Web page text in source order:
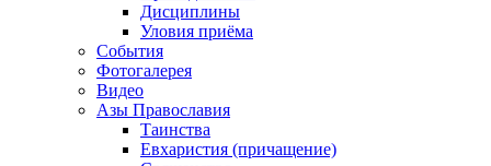
Дисциплины
Уловия приёма
События
Фотогалерея
Видео
Азы Православия
Таинства
Евхаристия (причащение)